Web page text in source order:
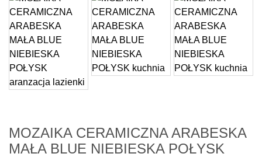
MOZAIKA CERAMICZNA ARABESKA
MAŁA BLUE NIEBIESKA POŁYSK